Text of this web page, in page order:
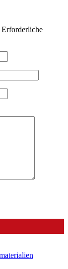
Erforderliche